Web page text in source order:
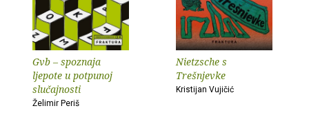
Gvb – spoznaja
ljepote u potpunoj
slučajnosti
Želimir Periš
Nietzsche s
Trešnjevke
Kristijan Vujičić